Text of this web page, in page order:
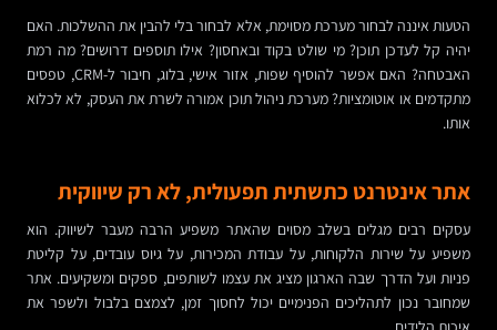
הטעות איננה לבחור מערכת מסוימת, אלא לבחור בלי להבין את ההשלכות. האם
יהיה קל לעדכן תוכן? מי שולט בקוד ובאחסון? אילו תוספים דרושים? מה רמת
האבטחה? האם אפשר להוסיף שפות, אזור אישי, בלוג, חיבור ל-CRM, טפסים
מתקדמים או אוטומציות? מערכת ניהול תוכן אמורה לשרת את העסק, לא לכלוא
אותו.
אתר אינטרנט כתשתית תפעולית, לא רק שיווקית
עסקים רבים מגלים בשלב מסוים שהאתר משפיע הרבה מעבר לשיווק. הוא
משפיע על שירות הלקוחות, על עבודת המכירות, על גיוס עובדים, על קליטת
פניות ועל הדרך שבה הארגון מציג את עצמו לשותפים, ספקים ומשקיעים. אתר
שמחובר נכון לתהליכים הפנימיים יכול לחסוך זמן, לצמצם בלבול ולשפר את